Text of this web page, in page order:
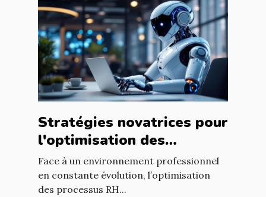
Stratégies novatrices pour
l'optimisation des
processus RH en
entreprise
Face à un environnement professionnel
en constante évolution, l’optimisation
des processus RH...